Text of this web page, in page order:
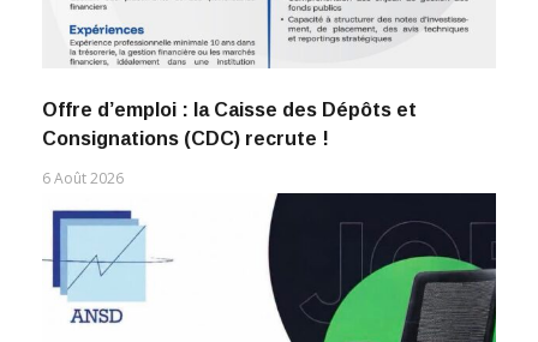
Offre d’emploi : la Caisse des Dépôts et
Consignations (CDC) recrute !
6 Août 2026